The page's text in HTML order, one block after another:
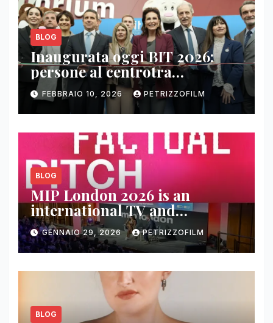
BLOG
Inaugurata oggi BIT 2026:
persone al centrotra
contenuti, relazioni e business
FEBBRAIO 10, 2026 PETRIZZOFILM
BLOG
MIP London 2026 is an
international TV and
streaming content market
GENNAIO 29, 2026 PETRIZZOFILM
BLOG